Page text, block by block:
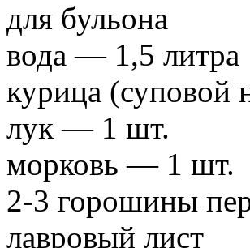
для бульона
вода — 1,5 литра
курица
лук — 1 шт.
морковь — 1 шт.
2-3 горошины
лавровый лист